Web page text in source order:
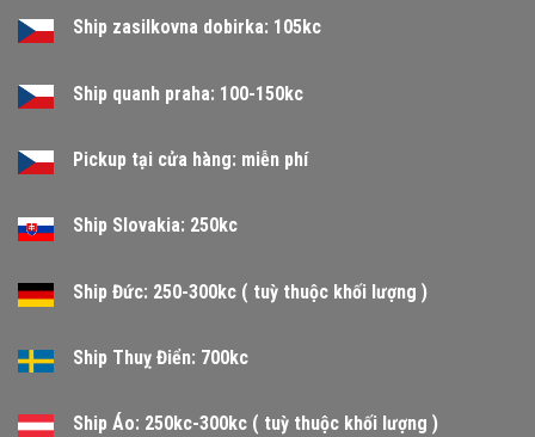
Ship zasilkovna dobirka: 105kc
Ship quanh praha: 100-150kc
Pickup tại cửa hàng: miễn phí
Ship Slovakia: 250kc
Ship Đức: 250-300kc ( tuỳ thuộc khối lượng )
Ship Thuỵ Điển: 700kc
Ship Áo: 250kc-300kc ( tuỳ thuộc khối lượng )